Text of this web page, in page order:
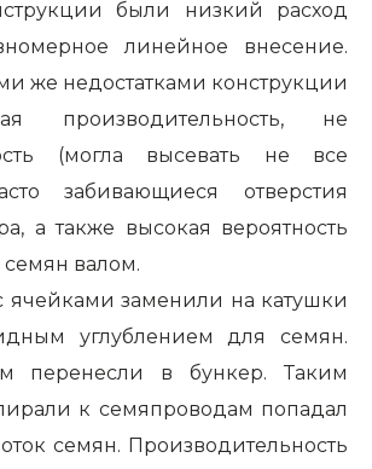
были низкий расход
линейное внесение.
же недостатками конструкции
производительность, не
(могла высевать не все
забивающиеся отверстия
а также высокая вероятность
валом.
ячейками заменили на катушки
углублением для семян.
перенесли в бункер. Таким
к семяпроводам попадал
семян. Производительность